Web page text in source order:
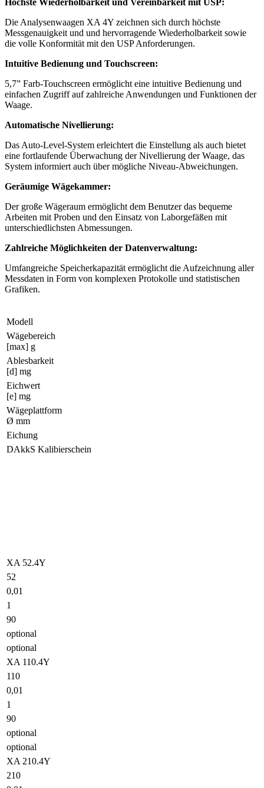
Die Analysenwaagen XA 4Y zeichnen sich durch höchste
Messgenauigkeit und und hervorragende Wiederholbarkeit sowie
die volle Konformität mit den USP Anforderungen.
Intuitive Bedienung und Touchscreen:
5,7” Farb-Touchscreen ermöglicht eine intuitive Bedienung und
einfachen Zugriff auf zahlreiche Anwendungen und Funktionen der
Waage.
Automatische Nivellierung:
Das Auto-Level-System erleichtert die Einstellung als auch bietet
eine fortlaufende Überwachung der Nivellierung der Waage, das
System informiert auch über mögliche Niveau-Abweichungen.
Geräumige Wägekammer:
Der große Wägeraum ermöglicht dem Benutzer das bequeme
Arbeiten mit Proben und den Einsatz von Laborgefäßen mit
unterschiedlichsten Abmessungen.
Zahlreiche Möglichkeiten der Datenverwaltung:
Umfangreiche Speicherkapazität ermöglicht die Aufzeichnung aller
Messdaten in Form von komplexen Protokolle und statistischen
Grafiken.
Modell
Wägebereich
[max] g
Ablesbarkeit
[d] mg
Eichwert
[e] mg
Wägeplattform
Ø mm
Eichung
DAkkS Kalibierschein
XA 52.4Y
52
0,01
1
90
optional
optional
XA 110.4Y
110
0,01
1
90
optional
optional
XA 210.4Y
210